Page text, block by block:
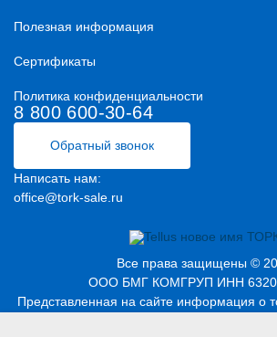
Полезная информация
Сертификаты
Политика конфиденциальности
8 800 600-30-64
Обратный звонок
Написать нам:
office@tork-sale.ru
Все права защищены ©
ООО БМГ КОМГРУП ИНН
Представленная на сайте информация о
и сроках доставки не является